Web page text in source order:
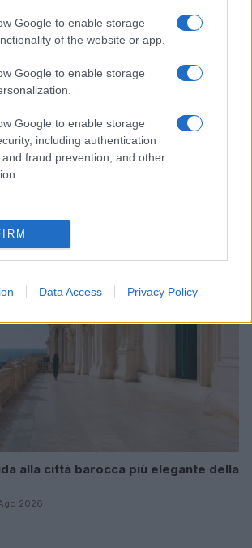
Google to enable storage
of the website or app.
Google to enable storage
Google to enable storage
including authentication
fraud prevention, and other
Data Access Privacy Policy
per un’immagine pubblica
alla città barocca più elegante della
2026